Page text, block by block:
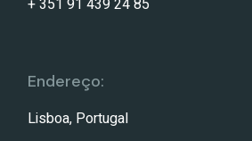
Endereço:
Lisboa, Portugal